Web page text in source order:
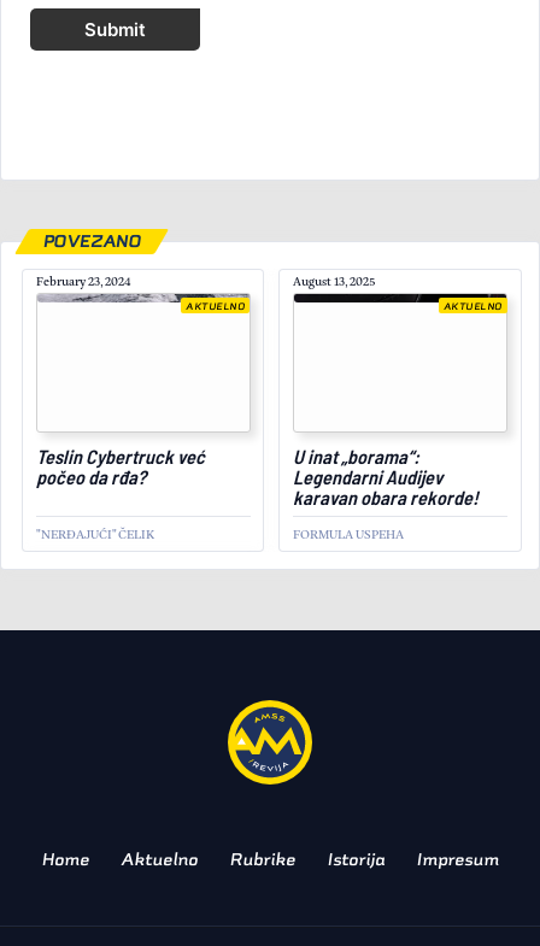
Submit
POVEZANO
February 23, 2024
Teslin Cybertruck već
počeo da rđa?
"NERĐAJUĆI" ČELIK
AKTUELNO
August 13, 2025
U inat „borama“:
Legendarni Audijev
karavan obara rekorde!
FORMULA USPEHA
AKTUELNO
je novo za 2024?
Home Aktuelno Rubrike Istorija Impresum